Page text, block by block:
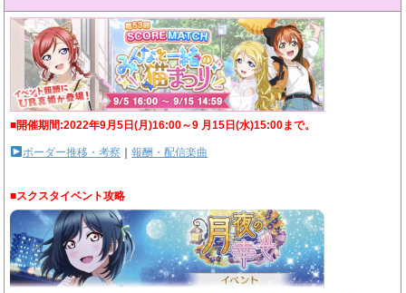
■開催期間:2022年9月5日(月)16:00～9 月15日(水)15:00まで。
ボーダー推移・考察 ｜報酬・配信楽曲
■スクスタイベント攻略